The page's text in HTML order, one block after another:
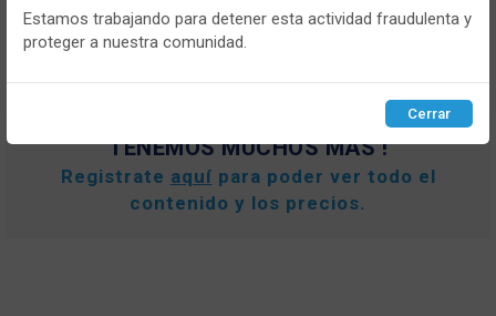
VER MÁS
TENEMOS MUCHOS MÁS !
Registrate aquí para poder ver todo el
contenido y los precios.
cookies .
Configurar Rechazar ACEPTAR
Estamos trabajando para detener esta actividad fraudulenta y
proteger a nuestra comunidad.
Cerrar